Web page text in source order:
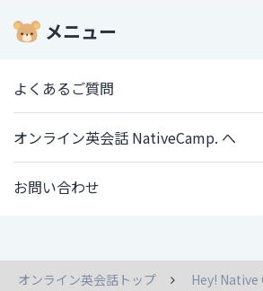
メニュー
よくあるご質問
オンライン英会話 NativeCamp. へ
お問い合わせ
オンライン英会話トップ
Hey! Native